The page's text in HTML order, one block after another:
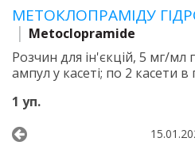
МЕТОКЛОПРАМІДУ
Metoclopramide
Розчин для ін'єкцій, 5 мг/мл
ампул у касеті; по 2 касети в
1 уп.